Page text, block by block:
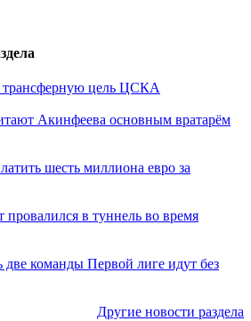
трансферную цель ЦСКА
Акинфеева основным вратарём
шесть миллиона евро за
провалился в туннель во время
команды Первой лиге идут без
Другие новости раздела